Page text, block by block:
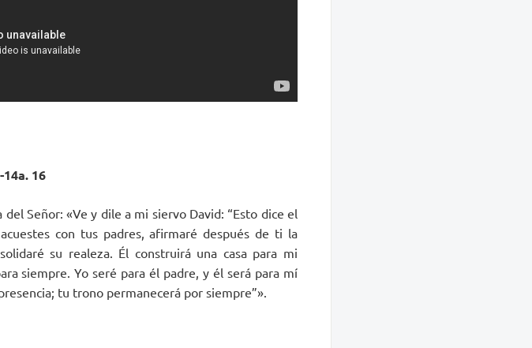
16
Señor: «Ve y dile a mi siervo David: “Esto dice el
con tus padres, afirmaré des­pués de ti la
su realeza. Él construirá una casa para mi
siempre. Yo seré para él padre, y él será para mí
tu trono permanecerá por siempre”».